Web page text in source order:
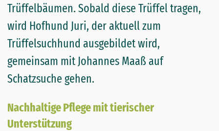
Trüffelbäumen. Sobald diese Trüffel tragen,
wird Hofhund Juri, der aktuell zum
Trüffelsuchhund ausgebildet wird,
gemeinsam mit Johannes Maaß auf
Schatzsuche gehen.
Nachhaltige Pflege mit tierischer
Unterstützung